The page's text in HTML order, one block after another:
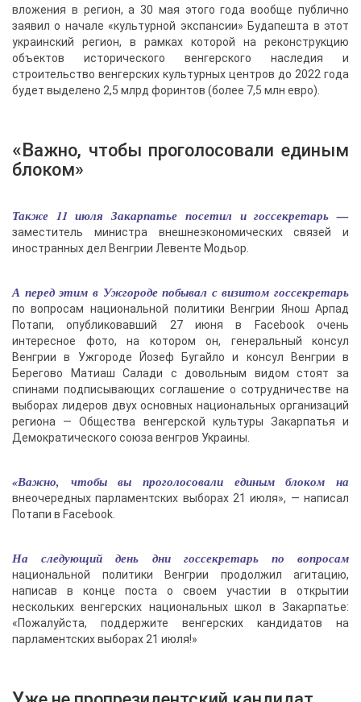
вложения в регион, а 30 мая этого года вообще публично
заявил о начале «культурной экспансии» Будапешта в этот
украинский регион, в рамках которой на реконструкцию
объектов исторического венгерского наследия и
строительство венгерских культурных центров до 2022 года
будет выделено 2,5 млрд форинтов (более 7,5 млн евро).
«Важно, чтобы проголосовали единым
блоком»
Также 11 июля Закарпатье посетил и госсекретарь —
заместитель министра внешнеэкономических связей и
иностранных дел Венгрии Левенте Модьор.
А перед этим в Ужгороде побывал с визитом госсекретарь
по вопросам национальной политики Венгрии Янош Арпад
Потапи, опубликовавший 27 июня в Facebook очень
интересное фото, на котором он, генеральный консул
Венгрии в Ужгороде Йозеф Бугайло и консул Венгрии в
Берегово Матиаш Салади с довольным видом стоят за
спинами подписывающих соглашение о сотрудничестве на
выборах лидеров двух основных национальных организаций
региона — Общества венгерской культуры Закарпатья и
Демократического союза венгров Украины.
«Важно, чтобы вы проголосовали единым блоком на
внеочередных парламентских выборах 21 июля», — написал
Потапи в Facebook.
На следующий день дни госсекретарь по вопросам
национальной политики Венгрии продолжил агитацию,
написав в конце поста о своем участии в открытии
нескольких венгерских национальных школ в Закарпатье:
«Пожалуйста, поддержите венгерских кандидатов на
парламентских выборах 21 июля!»